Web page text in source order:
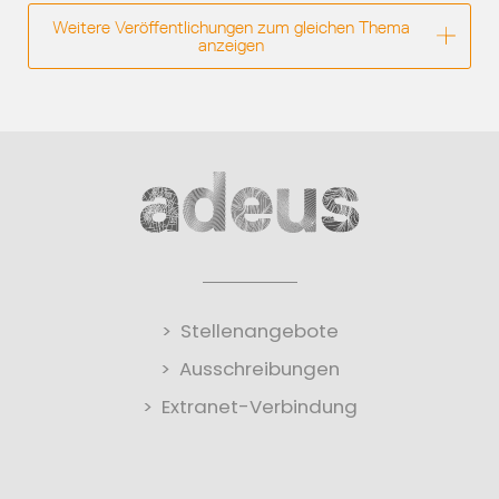
Weitere Veröffentlichungen zum gleichen Thema
anzeigen
Stellenangebote
Ausschreibungen
Extranet-Verbindung